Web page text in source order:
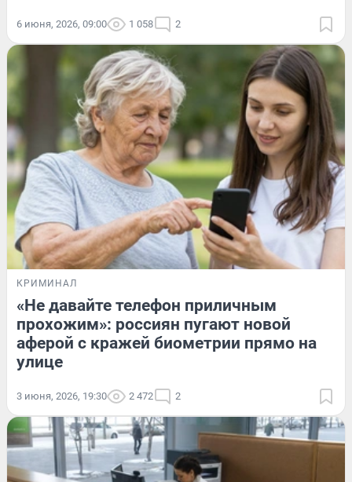
6 июня, 2026, 09:00 1 058 2
КРИМИНАЛ
«Не давайте телефон приличным
прохожим»: россиян пугают новой
аферой с кражей биометрии прямо на
улице
3 июня, 2026, 19:30 2 472 2